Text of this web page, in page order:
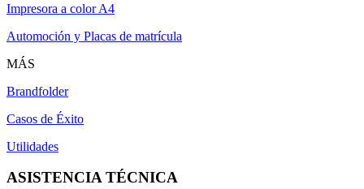
Impresora a color A4
Automoción y Placas de matrícula
MÁS
Brandfolder
Casos de Éxito
Utilidades
ASISTENCIA TÉCNICA